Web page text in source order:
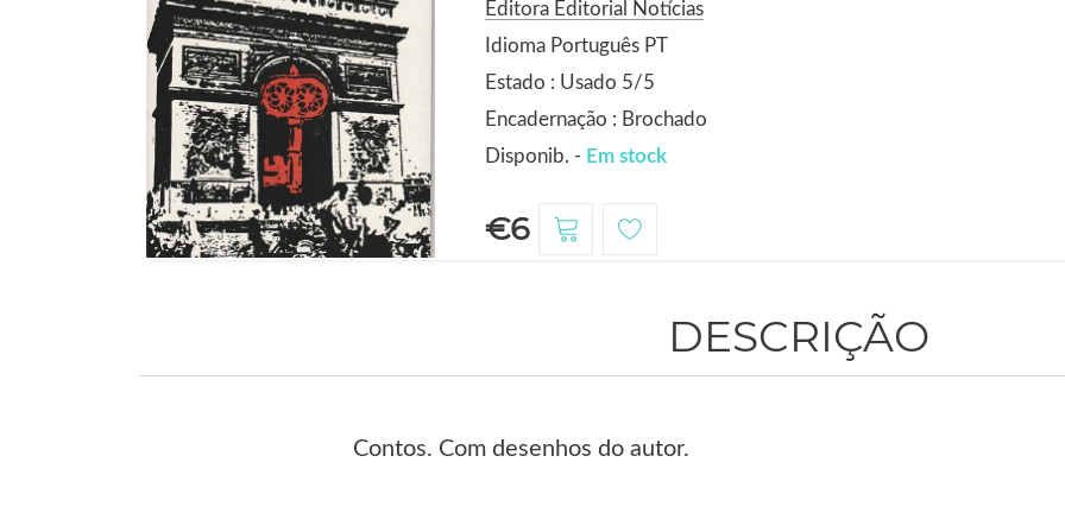
Editora Editorial Notícias
Idioma Português PT
Estado : Usado 5/5
Encadernação : Brochado
Disponib. - Em stock
€6
DESCRIÇÃO
Contos. Com desenhos do autor.